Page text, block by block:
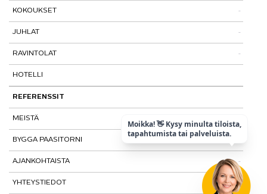
Tutustu tiloihimme
Tilat ja tarinat
Paasitorni-testi
KOKOUKSET
Kokouspaketit
Lisäpalvelut
JUHLAT
Pikkujoulut
RAVINTOLAT
Paasiravintola
Muut ravintolat
HOTELLI
REFERENSSIT
MEISTÄ
Kohtaamispaikka
Laatu ja vastuullisuus
Historia
BYGGA PAASITORNI
AJANKOHTAISTA
Tietosuojaseloste
YHTEYSTIEDOT
Moikka! 👋 Kysy minulta tiloista,
tapahtumista tai palveluista.